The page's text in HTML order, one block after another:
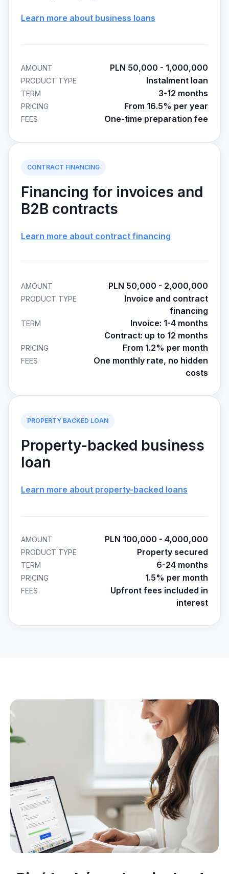
Learn more about business loans
AMOUNT PLN 50,000 - 1,000,000
PRODUCT TYPE Instalment loan
TERM 3-12 months
PRICING From 16.5% per year
FEES One-time preparation fee
CONTRACT FINANCING
Financing for invoices and
B2B contracts
Learn more about contract financing
AMOUNT PLN 50,000 - 2,000,000
PRODUCT TYPE
Invoice and contract
financing
TERM
Invoice: 1-4 months
Contract: up to 12 months
PRICING From 1.2% per month
FEES
One monthly rate, no hidden
costs
PROPERTY BACKED LOAN
Property-backed business
loan
Learn more about property-backed loans
AMOUNT PLN 100,000 - 4,000,000
PRODUCT TYPE Property secured
TERM 6-24 months
PRICING 1.5% per month
FEES
Upfront fees included in
interest